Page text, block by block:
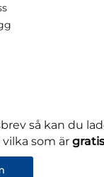
så kan du
som är gratis